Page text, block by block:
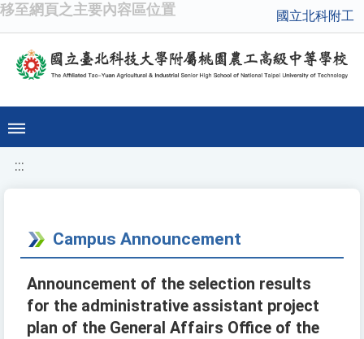
移至網頁之主要內容區位置 國立北科附工
:::
Campus Announcement
Announcement of the selection results
for the administrative assistant project
plan of the General Affairs Office of the